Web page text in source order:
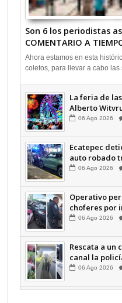
Son 6 los periodistas
COMENTARIO A
Ahora estamos en esta
coletos, para llevar a cabo las
La feria de
Alberto
06 Ago 2026
Ecatepec
auto robado
Tecámac
06 Ago 2026
Operativo
choferes por
confinado:
06 Ago 2026
Rescata a un
canal la
INFORMATIVA
06 Ago 2026